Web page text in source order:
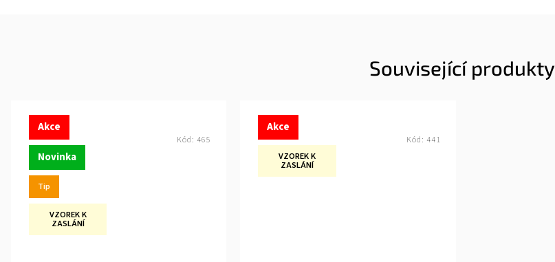
Související produkty
Akce
Novinka
Tip
VZOREK K
ZASLÁNÍ
Kód: 465
Akce
VZOREK K
ZASLÁNÍ
Kód: 441